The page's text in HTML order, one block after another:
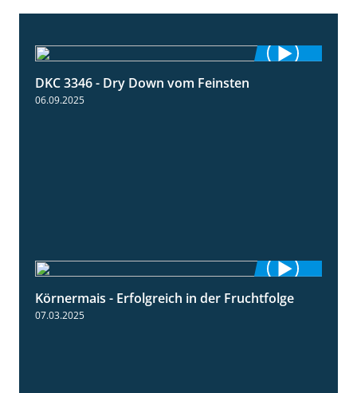
DKC 3346 - Dry Down vom Feinsten
06.09.2025
2:31
Körnermais - Erfolgreich in der Fruchtfolge
07.03.2025